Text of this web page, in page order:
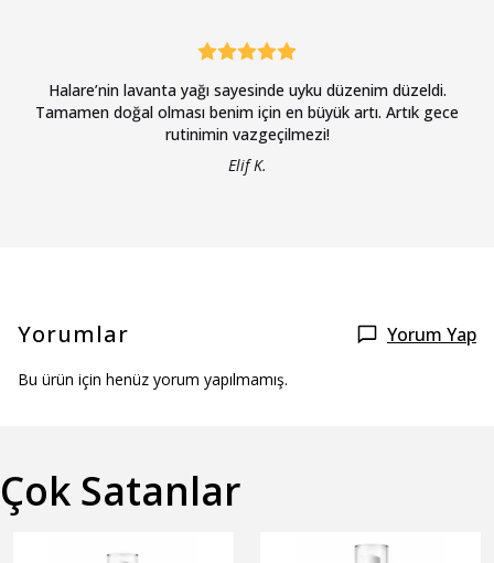
Halare’nin lavanta yağı sayesinde uyku düzenim düzeldi.
Tamamen doğal olması benim için en büyük artı. Artık gece
rutinimin vazgeçilmezi!
Elif K.
Yorumlar Yorum Yap
Bu ürün için henüz yorum yapılmamış.
Çok Satanlar